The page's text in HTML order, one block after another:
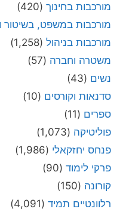
מורכבות בחינוך (420)
מורכבות במשפט, בשיטור
מורכבות בניהול (1,258)
משטרה וחברה (57)
נשים (43)
סדנאות וקורסים (10)
ספרים (11)
פוליטיקה (1,073)
פנחס יחזקאלי (1,986)
פרקי לימוד (90)
קורונה (150)
רלוונטיים תמיד (4,091)